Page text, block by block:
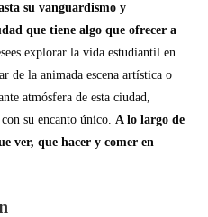
su vanguardismo y
que tiene algo que ofrecer a
explorar la vida estudiantil en
de la animada escena artística o
atmósfera de esta ciudad,
su encanto único.A lo largo de
ver, que hacer y comer en